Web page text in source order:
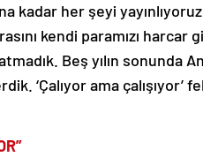
kadar her şeyi
kendi paramızı harcar
Beş yılın sonunda
‘Çalıyor ama çalışıyor’